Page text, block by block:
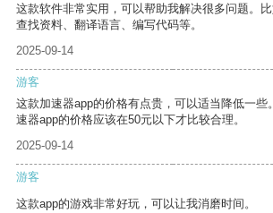
这款软件非常实用，可以帮助我解决很多问题。
查找资料、翻译语言、编写代码等。
2025-09-14
游客
这款加速器app的价格有点贵，可以适当降低一些
速器app的价格应该在50元以下才比较合理。
2025-09-14
游客
这款app的游戏非常好玩，可以让我消磨时间。